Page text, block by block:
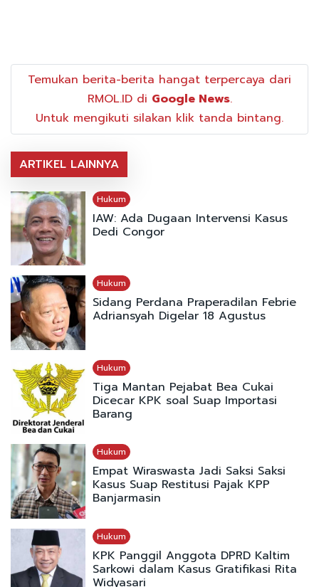
Temukan berita-berita hangat terpercaya dari
RMOL.ID di Google News.
Untuk mengikuti silakan klik tanda bintang.
ARTIKEL LAINNYA
Hukum
IAW: Ada Dugaan Intervensi Kasus
Dedi Congor
Hukum
Sidang Perdana Praperadilan Febrie
Adriansyah Digelar 18 Agustus
Hukum
Tiga Mantan Pejabat Bea Cukai
Dicecar KPK soal Suap Importasi
Barang
Hukum
Empat Wiraswasta Jadi Saksi Saksi
Kasus Suap Restitusi Pajak KPP
Banjarmasin
Hukum
KPK Panggil Anggota DPRD Kaltim
Sarkowi dalam Kasus Gratifikasi Rita
Widyasari